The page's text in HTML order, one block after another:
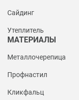
Сайдинг
Утеплитель
МАТЕРИАЛЫ
Металлочерепица
Профнастил
Кликфальц